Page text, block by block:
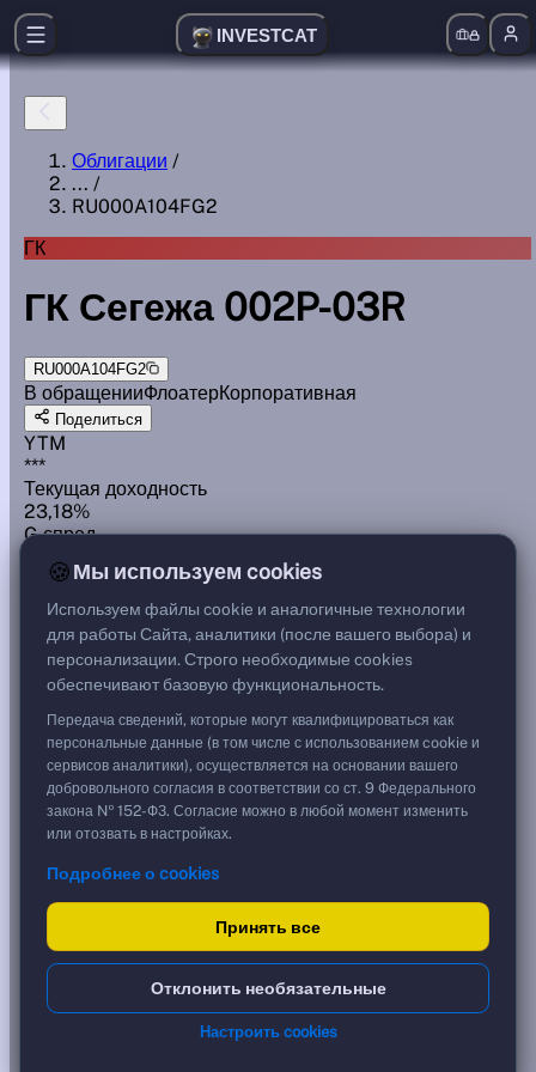
INVESTCAT
Облигации /
... /
RU000A104FG2
ГК
ГК Сегежа 002P-03R
RU000A104FG2
В обращенииФлоатерКорпоративная
Поделиться
YTM
***
Текущая доходность
23,18%
G спред
Цена
101,12 %
1 011,20 ₽
Срок, лет
10,42
Дюрация, лет
0,88
Рейтинг
Тип
Корпоративная
Флоатер
Доходность и цена
YTM эффективная
26.07.2027
🍪Мы используем cookies
Используем файлы cookie и аналогичные технологии
для работы Сайта, аналитики (после вашего выбора) и
персонализации. Строго необходимые cookies
обеспечивают базовую функциональность.
Передача сведений, которые могут квалифицироваться как
персональные данные (в том числе с использованием cookie и
сервисов аналитики), осуществляется на основании вашего
добровольного согласия в соответствии со ст. 9 Федерального
закона № 152-ФЗ. Согласие можно в любой момент изменить
или отозвать в настройках.
Подробнее о cookies
Принять все
Отклонить необязательные
Настроить cookies